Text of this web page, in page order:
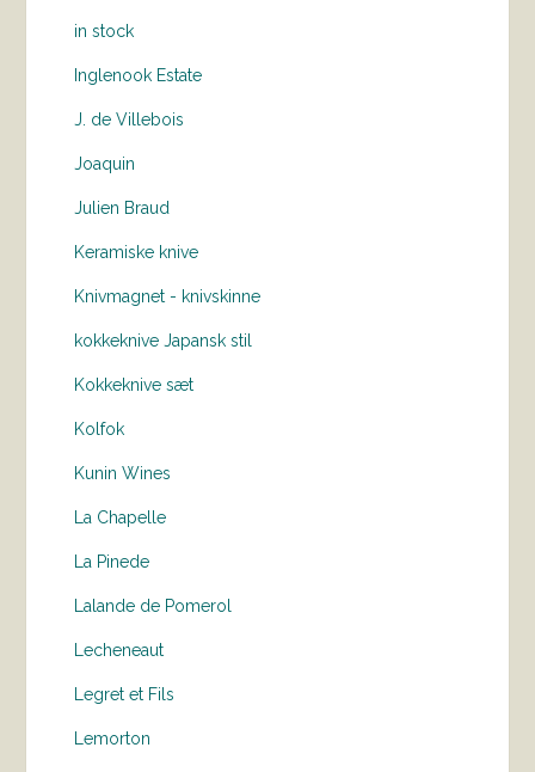
in stock
Inglenook Estate
J. de Villebois
Joaquin
Julien Braud
Keramiske knive
Knivmagnet - knivskinne
kokkeknive Japansk stil
Kokkeknive sæt
Kolfok
Kunin Wines
La Chapelle
La Pinede
Lalande de Pomerol
Lecheneaut
Legret et Fils
Lemorton